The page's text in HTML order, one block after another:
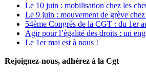
Le 10 juin : mobilisation chez les
Le 9 juin : mouvement de grève
54ème Congrès de la CGT : du 1er
Agir pour l’égalité des droits : un
Le 1er mai est à nous !
Rejoignez-nous, adhérez à la Cgt